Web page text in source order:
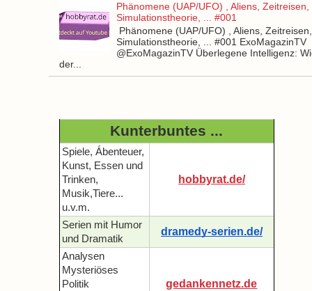
Phänomene (UAP/UFO) , Aliens, Zeitreisen,
Simulationstheorie, ... #001
Phänomene (UAP/UFO) , Aliens, Zeitreisen,
Simulationstheorie, ... #001 ExoMagazinTV
@ExoMagazinTV Überlegene Intelligenz:
der...
Kunterbuntes ...
Spiele, Ábenteuer,
Kunst, Essen und
Trinken,
Musik,Tiere...
u.v.m.
hobbyrat.de/
Serien mit Humor
und Dramatik
dramedy-serien.de/
Analysen
Mysteriöses
Politik
gedankennetz.de